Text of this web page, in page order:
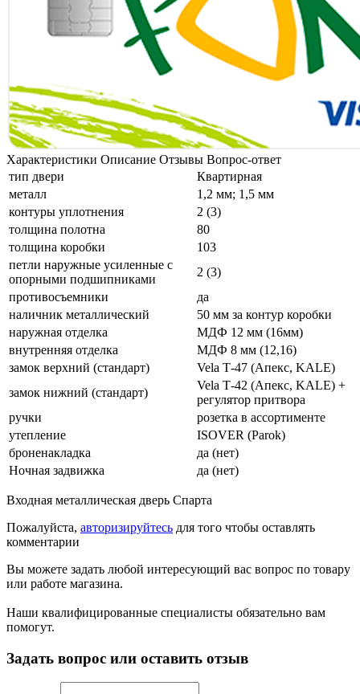
Характеристики Описание Отзывы Вопрос-ответ
тип двери
Квартирная
металл
1,2 мм; 1,5 мм
контуры уплотнения
2 (3)
толщина полотна
80
толщина коробки
103
петли наружные усиленные с
опорными подшипниками
2 (3)
противосъемники
да
наличник металлический
50 мм за контур коробки
наружная отделка
МДФ 12 мм (16мм)
внутренняя отделка
МДФ 8 мм (12,16)
замок верхний (стандарт)
Vela Т-47 (Апекс, KALE)
замок нижний (стандарт)
Vela Т-42 (Апекс, KALE) +
регулятор притвора
ручки
розетка в ассортименте
утепление
ISOVER (Parok)
броненакладка
да (нет)
Ночная задвижка
да (нет)
Входная металлическая дверь Спарта
Пожалуйста, авторизируйтесь для того чтобы оставлять
комментарии
Вы можете задать любой интересующий вас вопрос по товару
или работе магазина.
Наши квалифицированные специалисты обязательно вам
помогут.
Задать вопрос или оставить отзыв